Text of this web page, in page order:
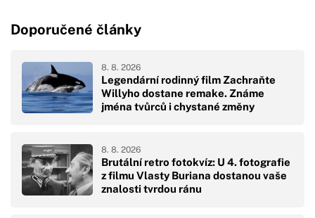
Doporučené články
Legendární rodinný film Zachraňte
Willyho dostane remake. Známe
jména tvůrců i chystané změny
8. 8. 2026
Brutální retro fotokvíz: U 4. fotografie
z filmu Vlasty Buriana dostanou vaše
znalosti tvrdou ránu
8. 8. 2026